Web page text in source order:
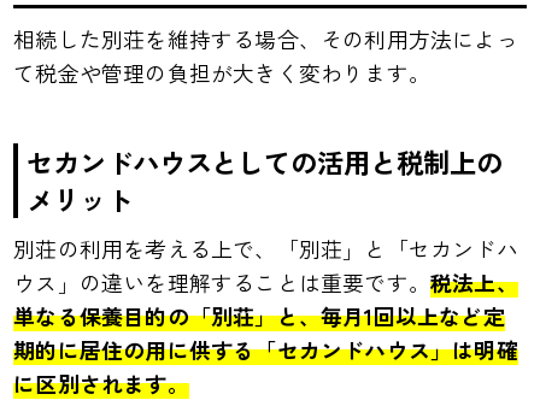
相続した別荘を維持する場合、その利用方法によっ
て税金や管理の負担が大きく変わります。
セカンドハウスとしての活用と税制上の
メリット
別荘の利用を考える上で、「別荘」と「セカンドハ
ウス」の違いを理解することは重要です。税法上、
単なる保養目的の「別荘」と、毎月1回以上など定
期的に居住の用に供する「セカンドハウス」は明確
に区別されます。